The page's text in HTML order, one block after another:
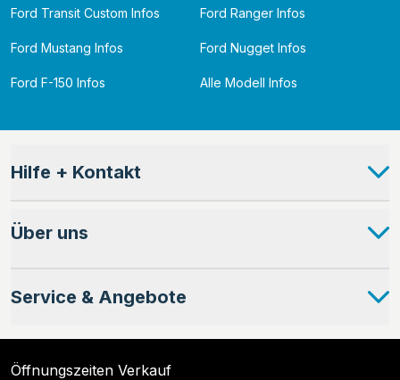
Ford Transit Custom Infos Ford Ranger Infos
Ford Mustang Infos Ford Nugget Infos
Ford F-150 Infos Alle Modell Infos
Hilfe + Kontakt
Über uns
Service & Angebote
Öffnungszeiten Verkauf